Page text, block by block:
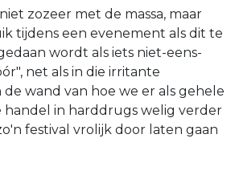
zozeer met de massa, maar
tijdens een evenement als dit te
wordt als iets niet-eens-
net als in die irritante
wand van hoe we er als gehele
handel in harddrugs welig verder
festival vrolijk door laten gaan